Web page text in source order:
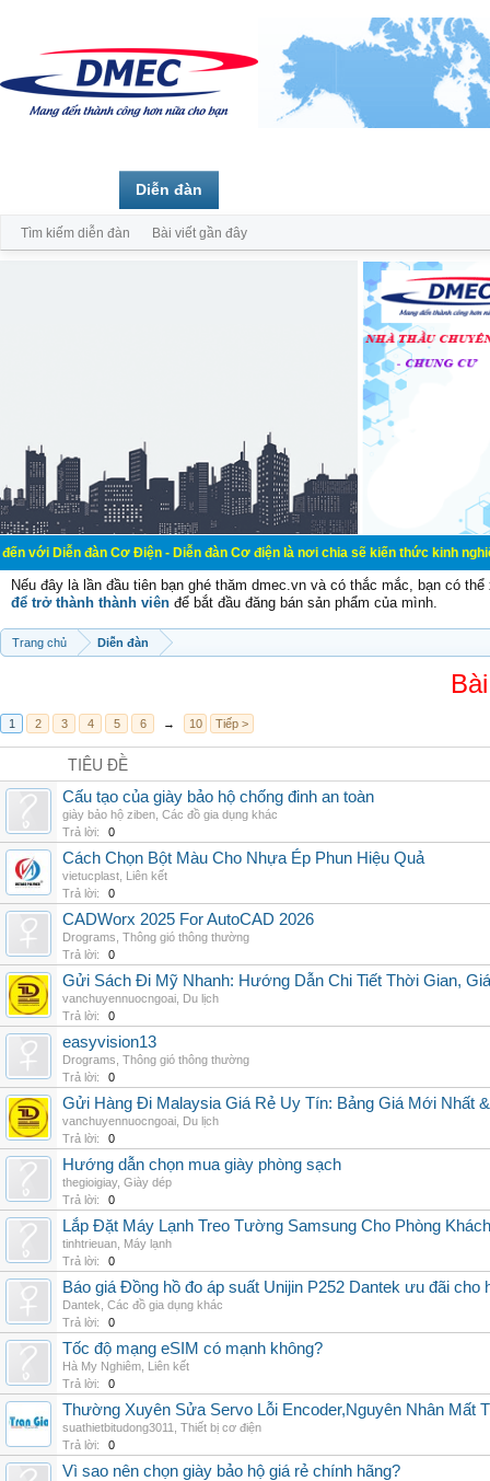
đàn Cơ Điện - Diễn đàn Cơ điện là nơi chia sẽ kiến thức kinh nghiệm
Nếu đây là lần đầu tiên bạn ghé thăm dmec.vn và có thắc mắc, bạn có
để trở thành thành viên để bắt đầu đăng bán sản phẩm của mình.
Trang chủ Diễn đàn
1 2 3 4 5 6 → 10 Tiếp >
TIÊU ĐỀ
Cấu tạo của giày bảo hộ chống đinh an toàn
giày bảo hộ ziben Các đồ gia dụng khác
Trả lời:
0
Cách Chọn Bột Màu Cho Nhựa Ép Phun Hiệu Quả
vietucplast Liên kết
Trả lời:
0
CADWorx 2025 For AutoCAD 2026
Drograms Thông gió thông thường
Trả lời:
0
Gửi Sách Đi Mỹ Nhanh: Hướng Dẫn Chi Tiết Thời Gian,
vanchuyennuocngoai Du lịch
Trả lời:
0
easyvision13
Drograms Thông gió thông thường
Trả lời:
0
Gửi Hàng Đi Malaysia Giá Rẻ Uy Tín: Bảng Giá Mới Nhất
vanchuyennuocngoai Du lịch
Trả lời:
0
Hướng dẫn chọn mua giày phòng sạch
thegioigiay, Giày dép
Trả lời:
0
Lắp Đặt Máy Lạnh Treo Tường Samsung Cho Phòng Khách
tinhtrieuan Máy lạnh
Trả lời:
0
Báo giá Đồng hồ đo áp suất Unijin P252 Dantek ưu đãi cho
Dantek Các đồ gia dụng khác
Trả lời:
0
Tốc độ mạng eSIM có mạnh không?
Hà My Nghiêm Liên kết
Trả lời:
0
Thường Xuyên Sửa Servo Lỗi Encoder,Nguyên Nhân Mất
suathietbitudong3011
Thiết bị cơ điện
Trả lời:
0
Vì sao nên chọn giày bảo hộ giá rẻ chính hãng?
Diễn đàn
Tìm kiếm diễn đàn Bài viết gần đây